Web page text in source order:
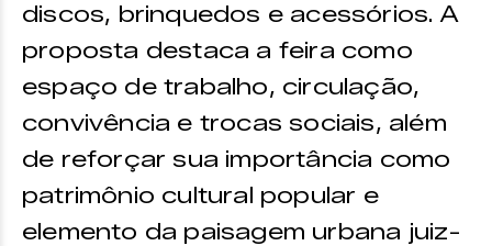
discos, brinquedos e acessórios. A
proposta destaca a feira como
espaço de trabalho, circulação,
convivência e trocas sociais, além
de reforçar sua importância como
patrimônio cultural popular e
elemento da paisagem urbana juiz-